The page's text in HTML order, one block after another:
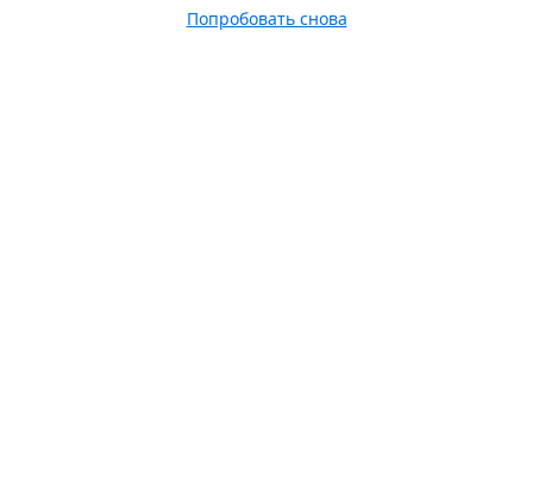
Попробовать снова